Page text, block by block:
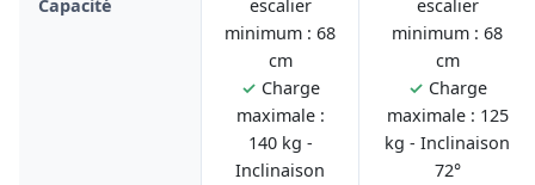
Capacité
escalier
minimum : 68
cm
✓ Charge
maximale :
140 kg -
Inclinaison
escalier
minimum : 68
cm
✓ Charge
maximale : 125
kg - Inclinaison
72°